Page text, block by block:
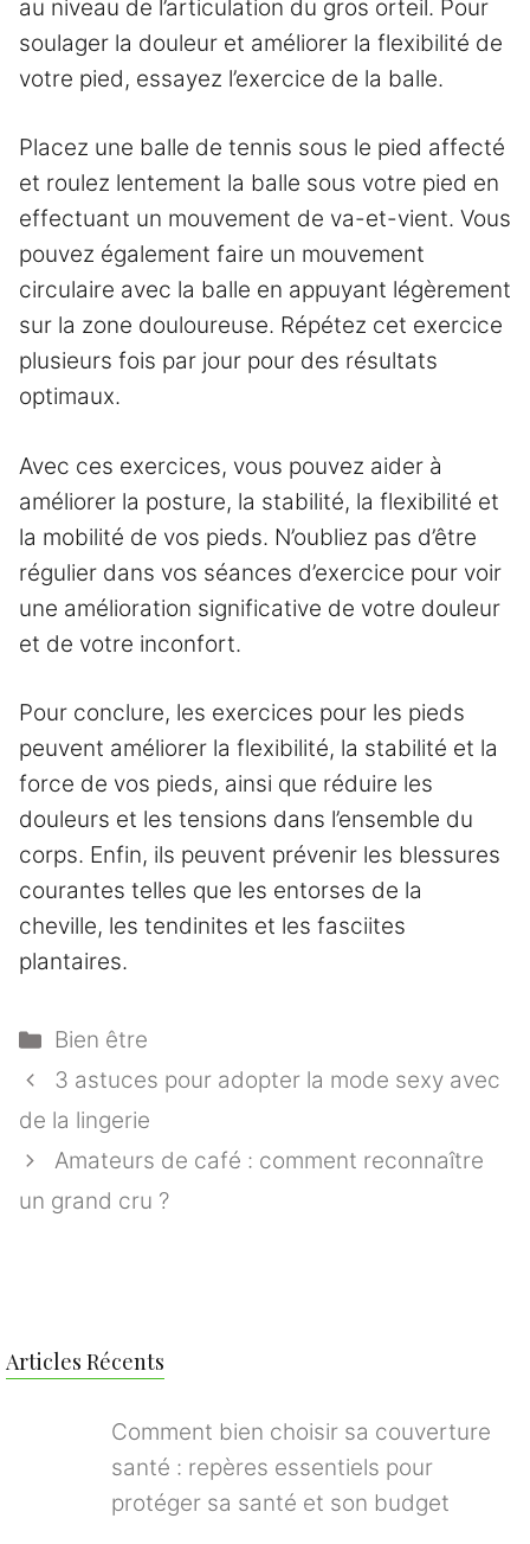
au niveau de l’articulation du gros orteil. Pour
soulager la douleur et améliorer la flexibilité de
votre pied, essayez l’exercice de la balle.
Placez une balle de tennis sous le pied affecté
et roulez lentement la balle sous votre pied en
effectuant un mouvement de va-et-vient. Vous
pouvez également faire un mouvement
circulaire avec la balle en appuyant légèrement
sur la zone douloureuse. Répétez cet exercice
plusieurs fois par jour pour des résultats
optimaux.
Avec ces exercices, vous pouvez aider à
améliorer la posture, la stabilité, la flexibilité et
la mobilité de vos pieds. N’oubliez pas d’être
régulier dans vos séances d’exercice pour voir
une amélioration significative de votre douleur
et de votre inconfort.
Pour conclure, les exercices pour les pieds
peuvent améliorer la flexibilité, la stabilité et la
force de vos pieds, ainsi que réduire les
douleurs et les tensions dans l’ensemble du
corps. Enfin, ils peuvent prévenir les blessures
courantes telles que les entorses de la
cheville, les tendinites et les fasciites
plantaires.
Catégories
Bien être
3 astuces pour adopter la mode sexy avec
de la lingerie
Amateurs de café : comment reconnaître
un grand cru ?
Articles Récents
Comment bien choisir sa couverture
santé : repères essentiels pour
protéger sa santé et son budget